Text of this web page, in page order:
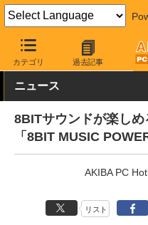
カテゴリ 過去記事
AKIBA PC Hotline! ガジェット
ニュース
8BITサウンドが楽し
「8BIT MUSIC
AKIBA PC
リスト